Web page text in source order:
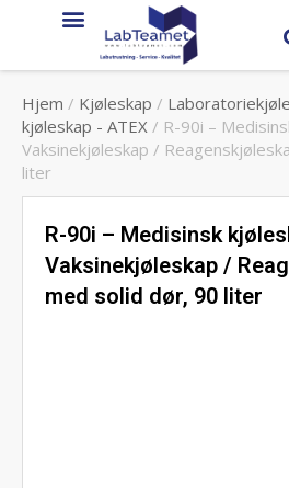
Hjem / Kjøleskap /
kjøleskap - ATEX / R-90i –
Vaksinekjøleskap /
liter
R-90i – Medisinsk
Vaksinekjøleskap /
med solid dør, 90 liter